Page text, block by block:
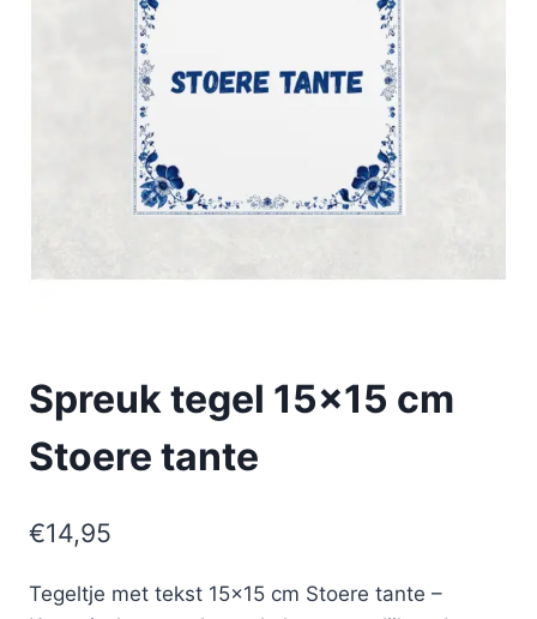
Spreuk tegel 15×15 cm
Stoere tante
€14,95
Tegeltje met tekst 15×15 cm Stoere tante –